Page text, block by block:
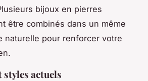
bijoux en pierres
être combinés dans un même
naturelle pour renforcer votre
styles actuels